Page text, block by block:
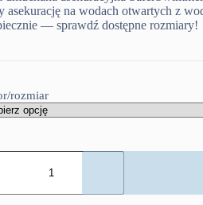
do
279,00 zł
asekurację na wodach otwartych z
— sprawdź dostępne rozmiary!
rozmiar